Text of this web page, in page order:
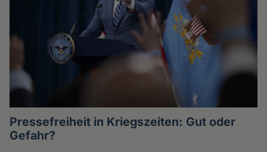
Pressefreiheit in Kriegszeiten: Gut oder
Gefahr?